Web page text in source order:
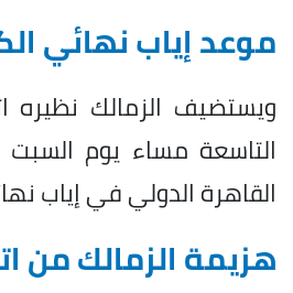
موعد إياب نهائي
ويستضيف الزمالك نظيره
التاسعة مساء يوم
القاهرة الدولي في إياب
هزيمة الزمالك من